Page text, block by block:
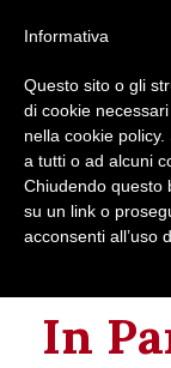
In
Informativa
Questo sito o gli
di cookie
nella cookie
a tutti o ad alcuni
Chiudendo questo
su un link o
acconsenti all’uso